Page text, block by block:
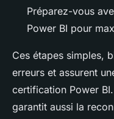
Préparez-vous
Power BI pour
Ces étapes simples,
erreurs et assurent
certification Power
garantit aussi la